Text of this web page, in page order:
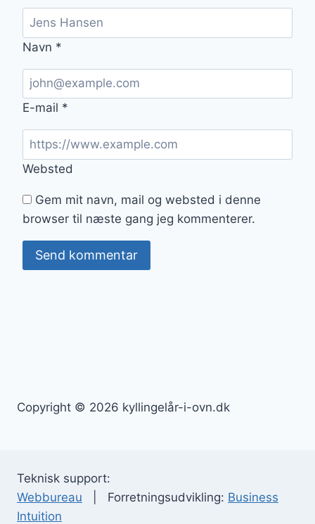
Navn *
E-mail *
Websted
Gem mit navn, mail og websted i denne
browser til næste gang jeg kommenterer.
Copyright © 2026 kyllingelår-i-ovn.dk
Teknisk support:
Webbureau | Forretningsudvikling: Business
Intuition